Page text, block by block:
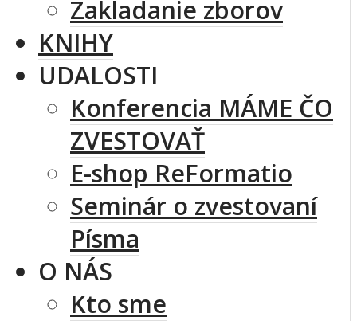
Zakladanie zborov
KNIHY
UDALOSTI
Konferencia MÁME ČO
ZVESTOVAŤ
E-shop ReFormatio
Seminár o zvestovaní
Písma
O NÁS
Kto sme